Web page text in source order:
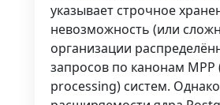
указывает строчное
невозможность (или
организации
запросов по канонам MPP
processing) систем.